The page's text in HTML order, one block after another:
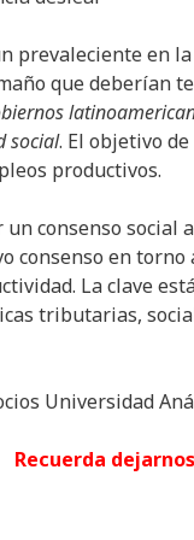
prevaleciente en
que deberían
social. El objetivo
productivos.
consenso social
consenso en
La clave
tributarias,
Universidad
Recuerda